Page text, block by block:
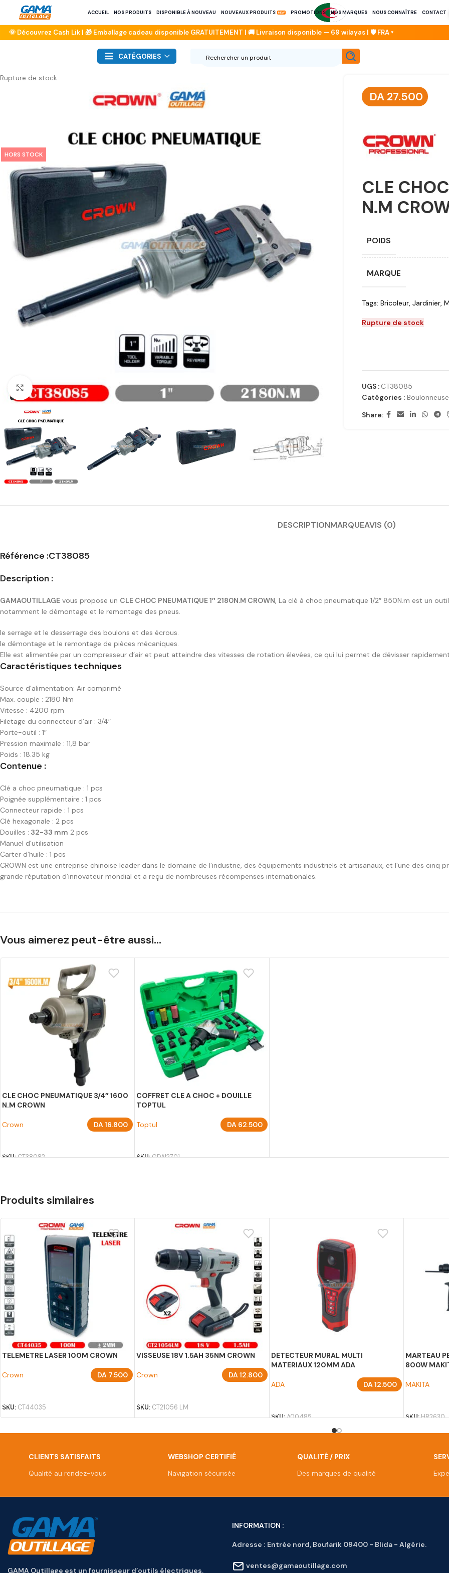
ACCUEIL NOS PRODUITS DISPONIBLE À NOUVEAU NOUVEAUX PRODUITS PROMOTIONS NOS MARQUES NOUS CONNAÎTRE CONTACT
CATÉGORIES
Rupture de stock
HORS STOCK
Click to enlarge
DA 27.500
CLE
N.M
POIDS
MARQUE
Tags: Bricoleur, Jardinier,
Rupture de stock
UGS : CT38085
Catégories : Boulonneuse
Share:
DESCRIPTIONMARQUEAVIS (0)
Référence :CT38085
Description :
GAMAOUTILLAGE vous propose un CLE CHOC PNEUMATIQUE 1″ 2180N.M CROWN, La clé à choc pneumatique 1/2″ 850N.m est un
notamment le démontage et le remontage des pneus.
le serrage et le desserrage des boulons et des écrous.
le démontage et le remontage de pièces mécaniques.
Elle est alimentée par un compresseur d’air et peut atteindre des vitesses de rotation élevées, ce qui lui permet de dévisser
Caractéristiques techniques
Source d’alimentation: Air comprimé
Max. couple : 2180 Nm
Vitesse : 4200 rpm
Filetage du connecteur d’air : 3/4″
Porte-outil : 1″
Pression maximale : 11,8 bar
Poids : 18.35 kg
Contenue :
Clé a choc pneumatique : 1 pcs
Poignée supplémentaire : 1 pcs
Connecteur rapide : 1 pcs
Clé hexagonale : 2 pcs
Douilles : 32-33 mm 2 pcs
Manuel d’utilisation
Carter d’huile : 1 pcs
CROWN est une entreprise chinoise leader dans le domaine de l’industrie, des équipements industriels et artisanaux, et l’une des cinq
grande réputation d’innovateur mondial et a reçu de nombreuses récompenses internationales.
Vous aimerez peut-être aussi…
CLE CHOC PNEUMATIQUE 3/4″ 1600
N.M CROWN
Crown DA16.800
SKU:CT38082
COFFRET CLE A CHOC + DOUILLE
TOPTUL
Toptul DA62.500
SKU:GDAI2701
Produits similaires
TELEMETRE LASER 100M CROWN
Crown DA 7.500
SKU: CT44035
VISSEUSE 18V 1.5AH 35NM CROWN
Crown DA12.800
SKU: CT21056 LM
DETECTEUR MURAL MULTI
MATERIAUX 120MM ADA
ADA DA12.500
SKU:A00485
MARTEAU
800W
MAKITA
SKU:HR2630
CLIENTS SATISFAITS
Qualité au rendez-vous
WEBSHOP CERTIFIÉ
Navigation sécurisée
QUALITÉ / PRIX
Des marques de qualité
GAMA Outillage est un fournisseur d’outils électriques,
INFORMATION :
Adresse : Entrée nord, Boufarik 09400 - Blida - Algérie.
ventes@gamaoutillage.com